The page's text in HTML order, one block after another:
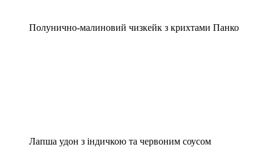
Полунично-малиновий чизкейк з крихтами Панко
Лапша удон з індичкою та червоним соусом